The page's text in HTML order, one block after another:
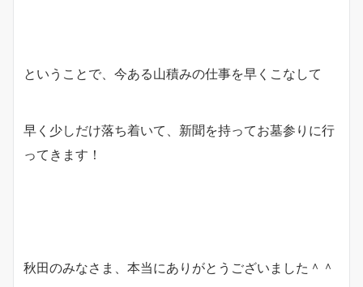
ということで、今ある山積みの仕事を早くこなして
早く少しだけ落ち着いて、新聞を持ってお墓参りに行
ってきます！
秋田のみなさま、本当にありがとうございました＾＾